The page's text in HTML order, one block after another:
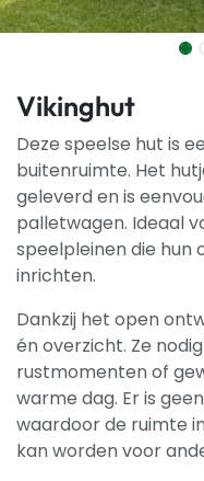
Vikinghut
Deze speelse hut is
buitenruimte. Het
geleverd en is
palletwagen. Ideaal
speelpleinen die hun
inrichten.
Dankzij het open
én overzicht. Ze
rustmomenten of
warme dag. Er is
waardoor de ruimte
kan worden voor